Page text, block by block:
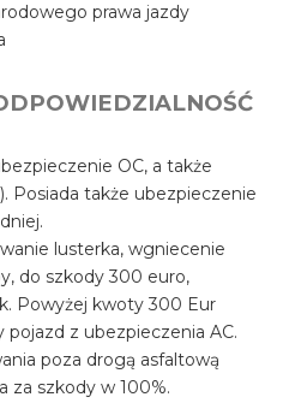
prawa jazdy
OC, a także
Posiada także ubezpieczenie
lusterka, wgniecenie
do szkody 300 euro,
Powyżej kwoty 300 Eur
pojazd z ubezpieczenia AC.
poza drogą asfaltową
za szkody w 100%.